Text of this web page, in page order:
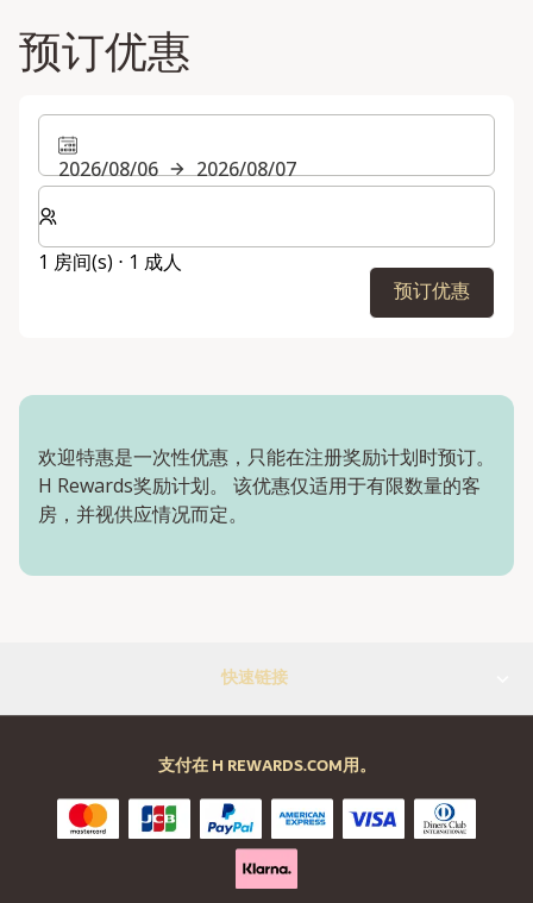
预订优惠
2026/08/06
2026/08/07
选择房间数和入住人数
1 房间(s) ⋅ 1 成人
预订优惠
欢迎特惠是一次性优惠，只能在注册奖励计划时预订。
H Rewards奖励计划。 该优惠仅适用于有限数量的客
房，并视供应情况而定。
快速链接
支付在 H REWARDS.COM用。